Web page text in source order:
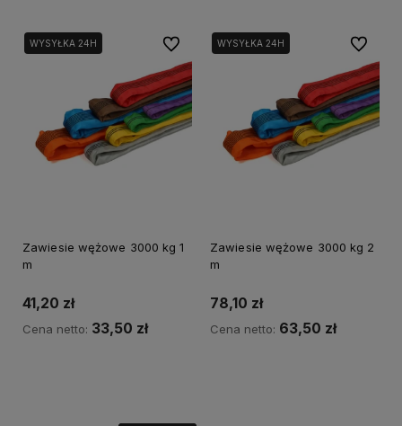
WYSYŁKA 24H
Zawiesie wężowe 3000 kg 1
m
41,20 zł
Cena netto: 33,50 zł
Do ulubionychWYSYŁKA 24H
Zawiesie wężowe 3000 kg 2
m
78,10 zł
Cena netto: 63,50 zł
Do